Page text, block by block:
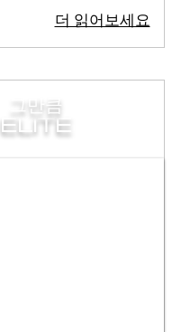
더 읽어보세요
ELITE
그만큼